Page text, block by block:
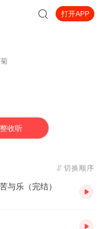
打开APP
收听
切换顺序
与乐（完结）